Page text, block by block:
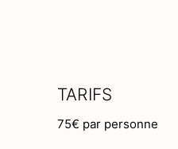
TARIFS
75€ par personne